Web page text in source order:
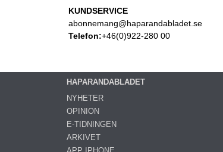
KUNDSERVICE
abonnemang@haparandabladet.se
Telefon:+46(0)922-280 00
HAPARANDABLADET
NYHETER
OPINION
E-TIDNINGEN
ARKIVET